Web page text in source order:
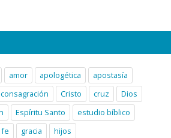
amor apologética
apostasía
consagración Cristo cruz
Dios
Espíritu Santo
estudio bíblico
fe gracia
hijos